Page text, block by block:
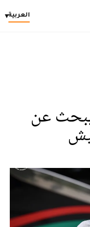
العربية▾
عن